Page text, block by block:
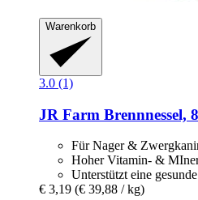
Warenkorb
3.0 (1)
JR Farm Brennnessel,
Für Nager &
Hoher Vitamin- &
Unterstützt eine
€ 3,19 (€ 39,88 / kg)